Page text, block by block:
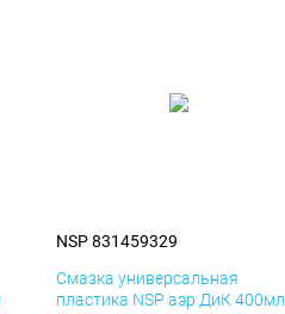
NSP 831459329
Смазка универсальная
пластика NSP аэр ДиК 400мл